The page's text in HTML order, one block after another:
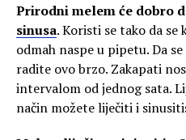
Prirodni melem će dobro
sinusa. Koristi se tako da
odmah naspe u pipetu. Da
radite ovo brzo. Zakapati
intervalom od jednog sata.
način možete liječiti i